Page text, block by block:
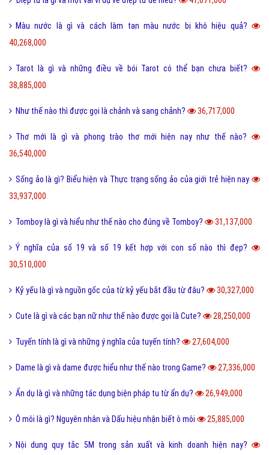
Màu nước là gì và cách làm tan màu nước bị khô hiệu quả?
40,268,000
Tarot là gì và những điều về bói Tarot có thể bạn chưa biết?
38,885,000
Như thế nào thì được gọi là chảnh và sang chảnh? 36,717,000
Thơ mới là gì và phong trào thơ mới hiện nay như thế nào?
36,540,000
Sống ảo là gì? Biểu hiện và Thực trạng sống ảo của giới trẻ hiện nay
33,937,000
Tomboy là gì và hiểu như thế nào cho đúng về Tomboy? 31,137,000
Ý nghĩa của số 19 và số 19 kết hợp với con số nào thì đẹp?
30,510,000
Kỷ yếu là gì và nguồn gốc của từ kỷ yếu bắt đầu từ đâu? 30,327,000
Cute là gì và các bạn nữ như thế nào được gọi là Cute? 28,250,000
Tuyến tính là gì và những ý nghĩa của tuyến tính? 27,604,000
Dame là gì và dame được hiểu như thế nào trong Game? 27,336,000
Ẩn dụ là gì và những tác dụng biện pháp tu từ ẩn dụ? 26,949,000
Ô môi là gì? Nguyên nhân và Dấu hiệu nhận biết ô môi 25,885,000
Nội dung quy tắc 5M trong sản xuất và kinh doanh hiện nay?